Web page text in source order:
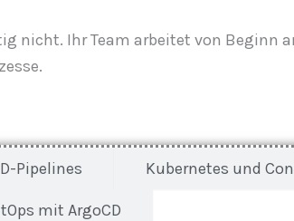
nicht. Ihr Team arbeitet von Beginn
Pipelines Kubernetes und
mit ArgoCD